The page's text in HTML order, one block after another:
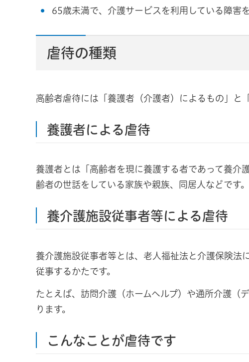
65歳未満で、介護サービスを利用している障害
虐待の種類
高齢者虐待には「養護者（介護者）によるもの」と
養護者による虐待
養護者とは「高齢者を現に養護する者であって養介
齢者の世話をしている家族や親族、同居人などです。
養介護施設従事者等による虐待
養介護施設従事者等とは、老人福祉法と介護保険法
従事するかたです。
たとえば、訪問介護（ホームヘルプ）や通所介護（
ります。
こんなことが虐待です